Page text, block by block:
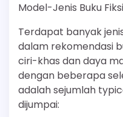
Model-Jenis Buku Fiksi
Terdapat banyak
dalam rekomendasi
ciri-khas dan daya
dengan beberapa
adalah sejumlah
dijumpai: